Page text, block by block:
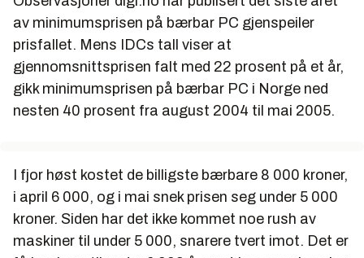
av minimumsprisen på bærbar PC gjenspeiler
prisfallet. Mens IDCs tall viser at
gjennomsnittsprisen falt med 22 prosent på et år,
gikk minimumsprisen på bærbar PC i Norge ned
nesten 40 prosent fra august 2004 til mai 2005.
I fjor høst kostet de billigste bærbare 8 000 kroner,
i april 6 000, og i mai snek prisen seg under 5 000
kroner. Siden har det ikke kommet noe rush av
maskiner til under 5 000, snarere tvert imot. Det er